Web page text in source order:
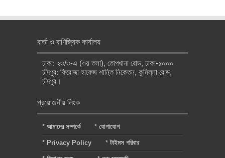
বার্তা ও বাণিজ্যিক কার্যালয়
ঢাকা: ২৩/৩-এ (৩য় তলা), তোপখানা রোড, ঢাকা-১০০০
চাঁদপুর: ফিরোজা হাফেজ শান্তি নিকেতন, কুমিল্লা রোড,
চাঁদপুর।
প্রয়োজনীয় লিংক
* আমাদের সম্পর্কে * যোগাযোগ
* Privacy Policy *টাইমস পরিবার